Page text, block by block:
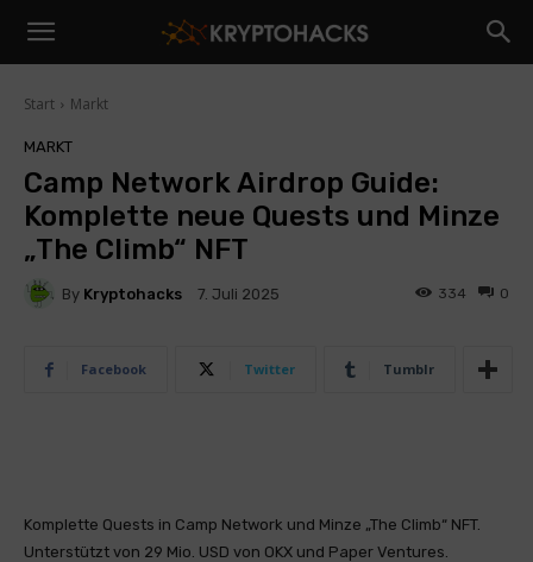
Start Markt
MARKT
Camp Network Airdrop Guide:
Komplette neue Quests und Minze
„The Climb“ NFT
By Kryptohacks 7. Juli 2025 0
334
Facebook Twitter Tumblr
Komplette Quests in Camp Network und Minze „The Climb“ NFT.
Unterstützt von 29 Mio. USD von OKX und Paper Ventures.